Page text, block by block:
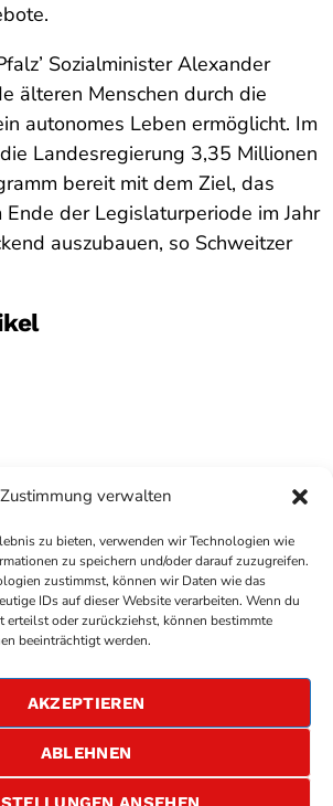
Zustimmung verwalten
zu bieten, verwenden wir Technologien wie
zu speichern und/oder darauf zuzugreifen.
zustimmst, können wir Daten wie das
IDs auf dieser Website verarbeiten. Wenn du
erteilst oder zurückziehst, können bestimmte
beeinträchtigt werden.
AKZEPTIEREN
ABLEHNEN
Sozialminister Alexander
älteren Menschen durch die
autonomes Leben ermöglicht. Im
Landesregierung 3,35 Millionen
bereit mit dem Ziel, das
der Legislaturperiode im Jahr
auszubauen, so Schweitzer
BAD KREUZNACH
ALLGEMEINE GESCHÄFTSBEDINGUNGEN